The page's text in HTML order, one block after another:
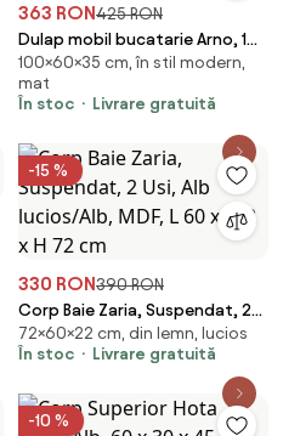
363 RON425 RON
Dulap mobil bucatarie Arno, 1
Sertar, 2 Usi, Alb, 60 x 35 x 100
cm
100×60×35 cm, în stil modern,
mat
În stoc
Livrare gratuită
-15 %
330 RON390 RON
Corp Baie Zaria, Suspendat, 2
Usi, Alb lucios/Alb, MDF, L 60 x l
22 x H 72 cm
72×60×22 cm, din lemn, lucios
În stoc
Livrare gratuită
-10 %